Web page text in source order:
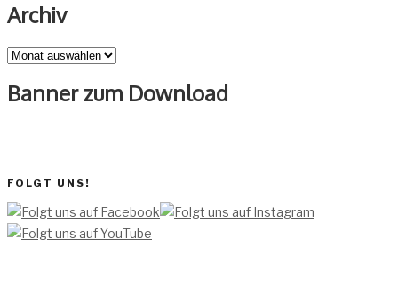
Archiv
Archiv
Banner zum Download
FOLGT UNS!